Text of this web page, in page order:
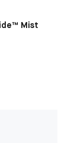
Mist